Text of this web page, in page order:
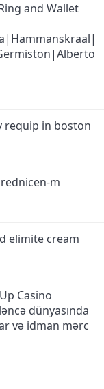
and Wallet
requip in boston
m
elimite cream
Casino
dünyasında
və idman mərc